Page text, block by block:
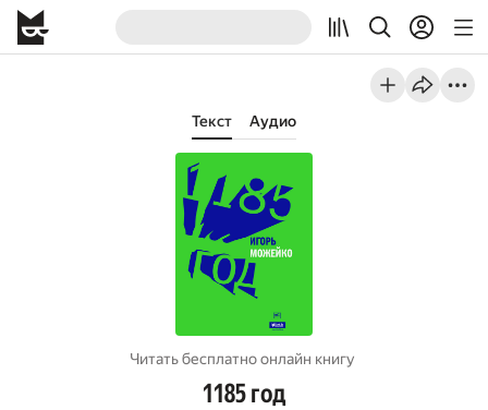
Текст Аудио
Читать бесплатно онлайн книгу
1185 год